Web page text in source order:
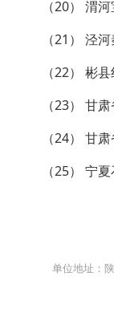
（20） 渭
（21） 泾
（22） 彬
（23） 甘
（24） 甘
（25） 宁
单位地址：